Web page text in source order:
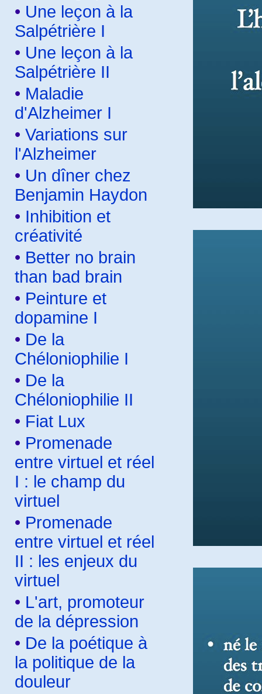
• Une leçon à la
Salpétrière I
• Une leçon à la
Salpétrière II
• Maladie
d'Alzheimer I
• Variations sur
l'Alzheimer
• Un dîner chez
Benjamin Haydon
• Inhibition et
créativité
• Better no brain
than bad brain
• Peinture et
dopamine I
• De la
Chéloniophilie I
• De la
Chéloniophilie II
• Fiat Lux
• Promenade
entre virtuel et réel
I : le champ du
virtuel
• Promenade
entre virtuel et réel
II : les enjeux du
virtuel
• L'art, promoteur
de la dépression
• De la poétique à
la politique de la
douleur